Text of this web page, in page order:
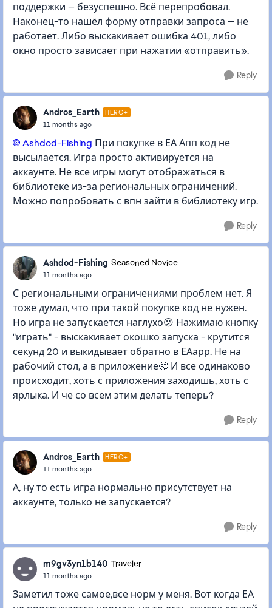
поддержки — безуспешно. Всё перепробовал.
Наконец-то нашёл форму отправки запроса — не
работает. Либо выскакивает ошибка 401, либо
окно просто зависает при нажатии «отправить».
Reply
Andros_Earth HERO+
11 months ago
Ashdod-Fishing​ При покупке в ЕА Апп код не
высылается. Игра просто активируется на
аккаунте. Не все игры могут отображаться в
библиотеке из-за региональных ограничений.
Можно попробовать с впн зайти в библиотеку игр.
Reply
Ashdod-Fishing Seasoned Novice
11 months ago
С региональными ограничениями проблем нет. Я
тоже думал, что при такой покупке код не нужен.
Но игра не запускается наглухо😕 Нажимаю кнопку
"играть" - выскакивает окошко запуска - крутится
секунд 20 и выкидывает обратно в ЕАарр. Не на
рабочий стол, а в приложение🤔 И все одинаково
происходит, хоть с приложения заходишь, хоть с
ярлыка. И че со всем этим делать теперь?
Reply
Andros_Earth HERO+
11 months ago
А, ну то есть игра нормально присутствует на
аккаунте, только не запускается?
Reply
m9gv3yn1b140 Traveler
11 months ago
Заметил тоже самое,все норм у меня. Вот когда ЕА